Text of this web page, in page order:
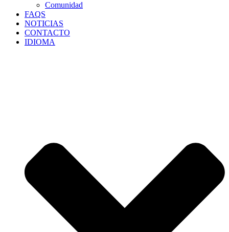
Comunidad
FAQS
NOTICIAS
CONTACTO
IDIOMA